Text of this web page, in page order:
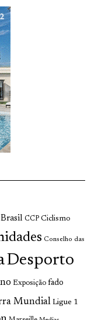
Brasil CCP Ciclismo
Conselho das
Desporto
Exposição fado
Mundial Ligue 1